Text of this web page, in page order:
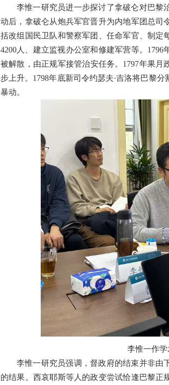
李惟一研究员进一步探讨了拿破仑对巴黎
动后，拿破仑从炮兵军官晋升为内地军团总司
括改组国民卫队和警察军团、任命军官、制定
4200人、建立监视办公室和修建军营等。
被解散，由正规军接管治安任务。1797年果月
步上升。1798年底新司令约瑟夫·吉洛将巴黎
暴动。
李惟一作
李惟一研究员强调，督政府的结束并非由
的结果。西哀耶斯等人的政变尝试恰逢巴黎正